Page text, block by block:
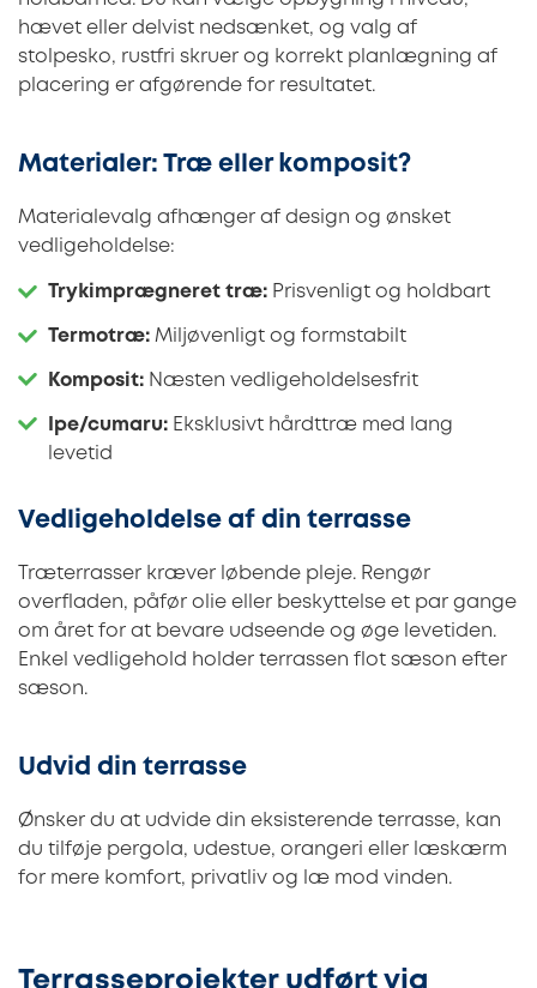
hævet eller delvist nedsænket, og valg af
stolpesko, rustfri skruer og korrekt planlægning af
placering er afgørende for resultatet.
Materialer: Træ eller komposit?
Materialevalg afhænger af design og ønsket
vedligeholdelse:
Trykimprægneret træ: Prisvenligt og holdbart
Termotræ: Miljøvenligt og formstabilt
Komposit: Næsten vedligeholdelsesfrit
Ipe/cumaru: Eksklusivt hårdttræ med lang
levetid
Vedligeholdelse af din terrasse
Træterrasser kræver løbende pleje. Rengør
overfladen, påfør olie eller beskyttelse et par gange
om året for at bevare udseende og øge levetiden.
Enkel vedligehold holder terrassen flot sæson efter
sæson.
Udvid din terrasse
Ønsker du at udvide din eksisterende terrasse, kan
du tilføje pergola, udestue, orangeri eller læskærm
for mere komfort, privatliv og læ mod vinden.
Terrasseprojekter udført via